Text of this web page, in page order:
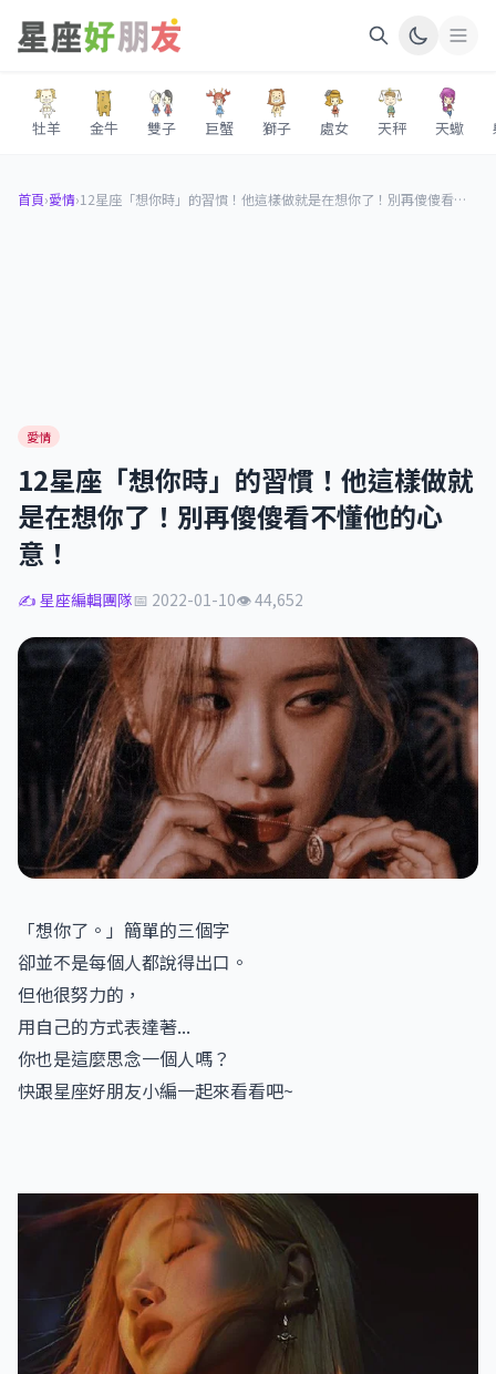
牡羊 金牛 雙子 巨蟹 獅子 處女 天秤 天蠍
首頁›愛情› 12星座「想你時」的習慣！他這樣做就是在想你了！別再傻傻看不懂他的心意！
愛情
12星座「想你時」的習慣！他這樣做就
是在想你了！別再傻傻看不懂他的心
意！
✍️ 星座編輯團隊📅 2022-01-10👁 44,652
「想你了。」簡單的三個字
卻並不是每個人都說得出口。
但他很努力的，
用自己的方式表達著...
你也是這麼思念一個人嗎？
快跟星座好朋友小編一起來看看吧~